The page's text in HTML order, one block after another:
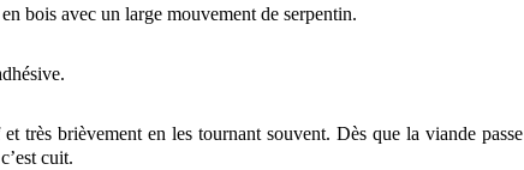
bois avec un large mouvement de serpentin.
très brièvement en les tournant souvent. Dès que la viande passe
cuit.